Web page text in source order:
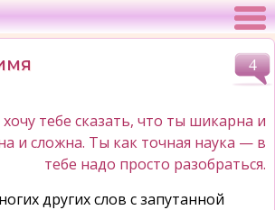
4
тебе сказать, что ты шикарна и
и сложна. Ты как точная наука — в
тебе надо просто разобраться.
других слов с запутанной